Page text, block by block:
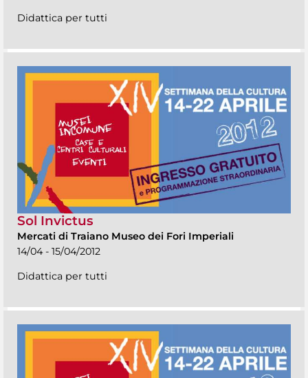
Didattica per tutti
Sol Invictus
Mercati di Traiano Museo dei Fori Imperiali
14/04 - 15/04/2012
Didattica per tutti